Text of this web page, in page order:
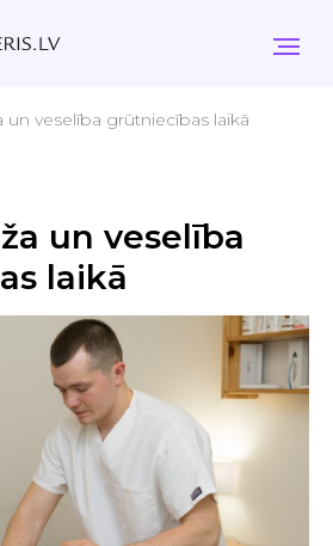
un veselība grūtniecības laikā
un veselība
laikā